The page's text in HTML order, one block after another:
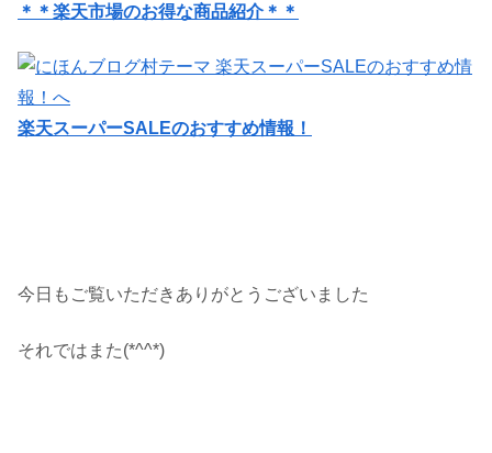
＊＊楽天市場のお得な商品紹介＊＊
楽天スーパーSALEのおすすめ情報！
今日もご覧いただきありがとうございました
それではまた(*^^*)